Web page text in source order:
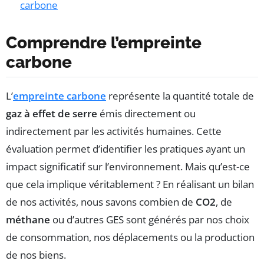
carbone
Comprendre l’empreinte
carbone
L’empreinte carbone représente la quantité totale de
gaz à effet de serre émis directement ou
indirectement par les activités humaines. Cette
évaluation permet d’identifier les pratiques ayant un
impact significatif sur l’environnement. Mais qu’est-ce
que cela implique véritablement ? En réalisant un bilan
de nos activités, nous savons combien de CO2, de
méthane ou d’autres GES sont générés par nos choix
de consommation, nos déplacements ou la production
de nos biens.